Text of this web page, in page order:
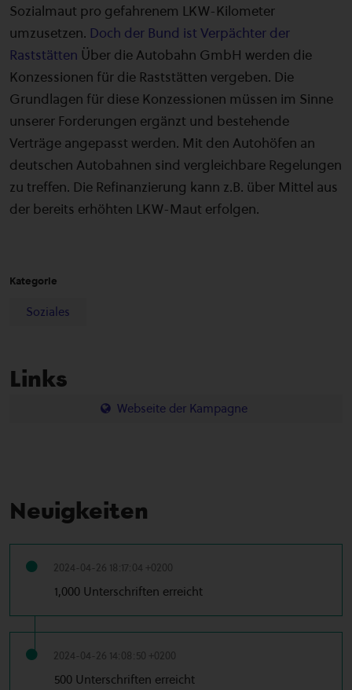
Sozialmaut pro gefahrenem LKW-Kilometer
umzusetzen. Doch der Bund ist Verpächter der
Raststätten Über die Autobahn GmbH werden die
Konzessionen für die Raststätten vergeben. Die
Grundlagen für diese Konzessionen müssen im Sinne
unserer Forderungen ergänzt und bestehende
Verträge angepasst werden. Mit den Autohöfen an
deutschen Autobahnen sind vergleichbare Regelungen
zu treffen. Die Refinanzierung kann z.B. über Mittel aus
der bereits erhöhten LKW-Maut erfolgen.
Kategorie
Soziales
Links
Webseite der Kampagne
Neuigkeiten
2024-04-26 18:17:04 +0200
1,000 Unterschriften erreicht
2024-04-26 14:08:50 +0200
500 Unterschriften erreicht